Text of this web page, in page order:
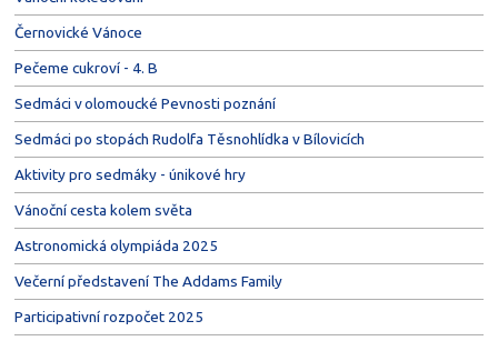
Černovické Vánoce
Pečeme cukroví - 4. B
Sedmáci v olomoucké Pevnosti poznání
Sedmáci po stopách Rudolfa Těsnohlídka v Bílovicích
Aktivity pro sedmáky - únikové hry
Vánoční cesta kolem světa
Astronomická olympiáda 2025
Večerní představení The Addams Family
Participativní rozpočet 2025